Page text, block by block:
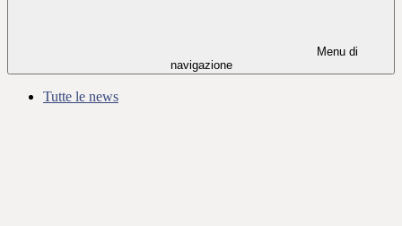
Menu di
navigazione
Tutte le news